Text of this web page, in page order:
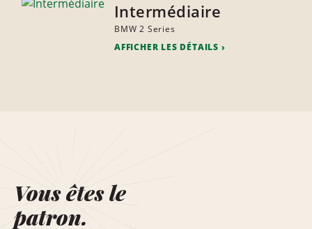
Intermédiaire
BMW 2 Series
AFFICHER LES DÉTAILS
Vous êtes le
patron.